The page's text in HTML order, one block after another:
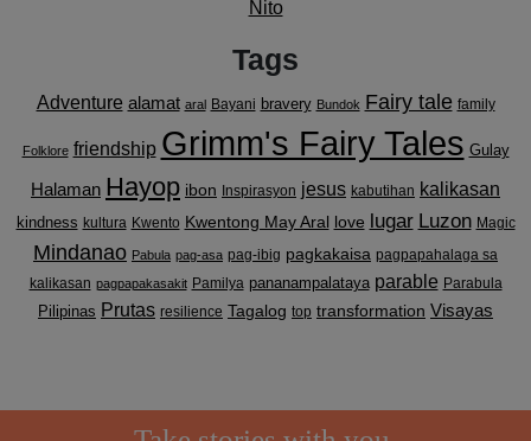
Nito
Tags
Adventure alamat aral Bayani bravery Bundok Fairy tale family
Folklore friendship Grimm's Fairy Tales Gulay
Halaman Hayop ibon Inspirasyon jesus kabutihan kalikasan
kindness kultura Kwento Kwentong May Aral love lugar Luzon Magic
Mindanao Pabula pag-asa pag-ibig pagkakaisa pagpapahalaga sa
kalikasan pagpapakasakit Pamilya pananampalataya parable Parabula
Pilipinas Prutas resilience Tagalog top transformation Visayas